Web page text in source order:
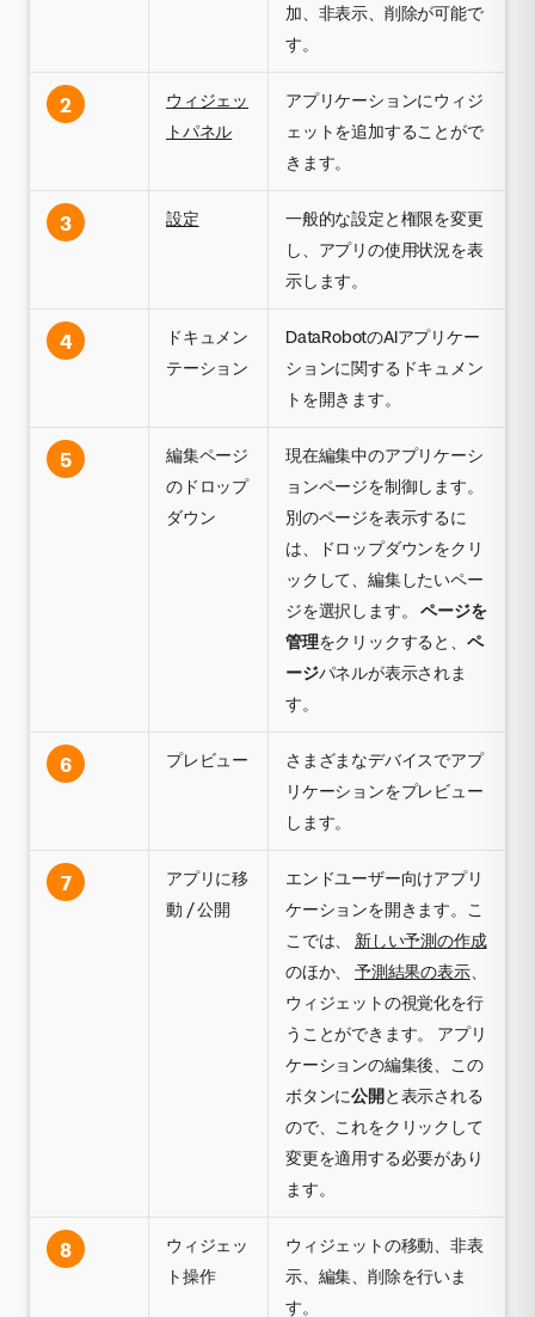
加、非表示、削除が可能で
す。
2
ウィジェッ
トパネル
アプリケーションにウィジ
ェットを追加することがで
きます。
3 設定
一般的な設定と権限を変更
し、アプリの使用状況を表
示します。
4
ドキュメン
テーション
DataRobotのAIアプリケー
ションに関するドキュメン
トを開きます。
5
編集ページ
のドロップ
ダウン
現在編集中のアプリケーシ
ョンページを制御します。
別のページを表示するに
は、ドロップダウンをクリ
ックして、編集したいペー
ジを選択します。ページを
管理をクリックすると、 ペ
ージパネルが表示されま
す。
6 プレビュー
さまざまなデバイスでアプ
リケーションをプレビュー
します。
7
アプリに移
動 / 公開
エンドユーザー向けアプリ
ケーションを開きます。こ
こでは、 新しい予測の作成
のほか、 予測結果の表示、
ウィジェットの視覚化を行
うことができます。 アプリ
ケーションの編集後、この
ボタンに公開と表示される
ので、これをクリックして
変更を適用する必要があり
ます。
8
ウィジェッ
ト操作
ウィジェットの移動、非表
示、編集、削除を行いま
す。